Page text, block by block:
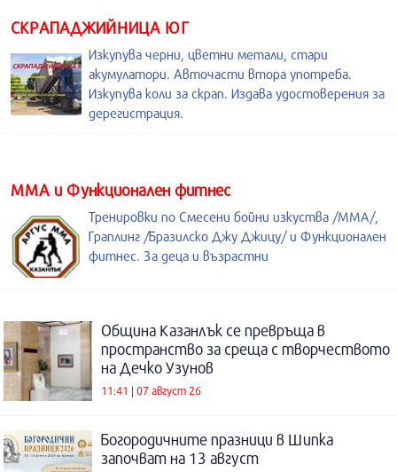
СКРАПАДЖИЙНИЦА ЮГ
Изкупува черни, цветни метали, стари
акумулатори. Авточасти втора употреба.
Изкупува коли за скрап. Издава удостоверения за
дерегистрация.
ММА и Функционален фитнес
Тренировки по Смесени бойни изкуства /MMA/,
Граплинг /Бразилско Джу Джицу/ и Функционален
фитнес. За деца и възрастни
Община Казанлък се превръща в
пространство за среща с творчеството
на Дечко Узунов
11:41 | 07 август 26
Богородичните празници в Шипка
започват на 13 август